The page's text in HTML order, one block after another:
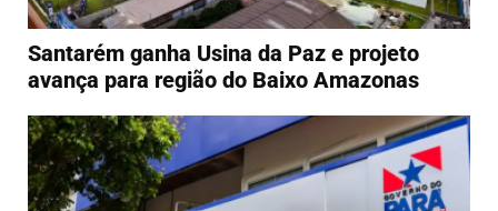
Santarém ganha Usina da Paz e projeto
avança para região do Baixo Amazonas